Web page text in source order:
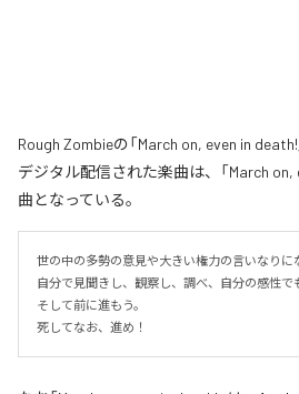
Rough Zombieの「March on, even in
デジタル配信された楽曲は、「March on,
曲となっている。
世の中の多勢の意見や大きい権力の言いなりに
自分で見聞きし、観察し、調べ、自分の感性で
そして前に進もう。
死してなお、進め！